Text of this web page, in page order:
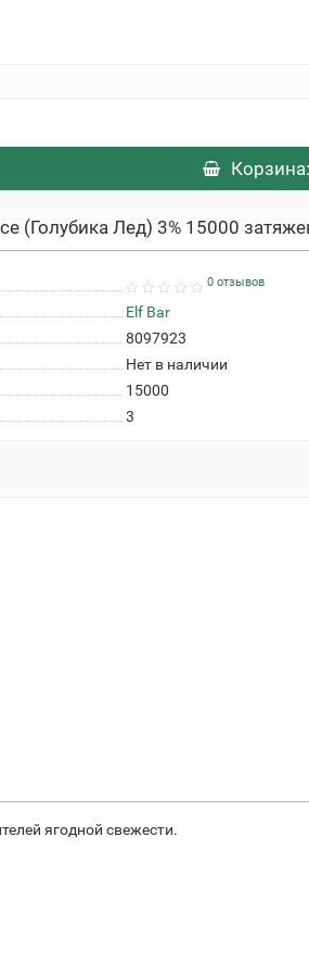
Корзина
(Голубика Лед) 3% 15000
0 отзывов
Elf Bar
8097923
Нет в наличии
15000
3
ягодной свежести.